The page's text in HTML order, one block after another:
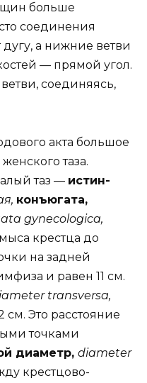
больше
соединения
дугу, а нижние ветви
— прямой угол.
соединяясь,
акта большое
таза.
таз — истин-
конъюгата,
gynecologica,
крестца до
на задней
и равен 11 см.
transversa,
см. Это расстояние
точками
диаметр, diameter
крестцово-